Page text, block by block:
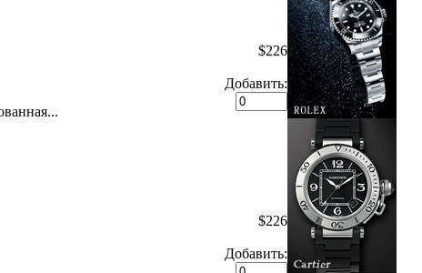
$226
Добавить:
$226
Добавить: